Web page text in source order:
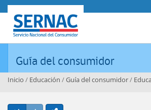
Contenido principal
SERNAC
Guía del consumidor
Inicio / Educación /Guía del consumidor/